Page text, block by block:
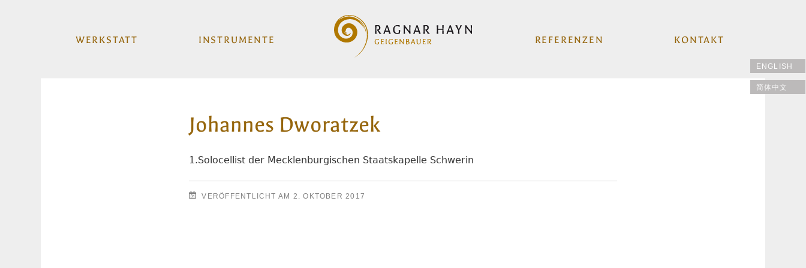
WERKSTATT INSTRUMENTE KONTAKT
REFERENZEN
ENGLISH
简体中文
Johannes Dworatzek
1.Solocellist der Mecklenburgischen Staatskapelle Schwerin
VERÖFFENTLICHT AM 2. OKTOBER 2017